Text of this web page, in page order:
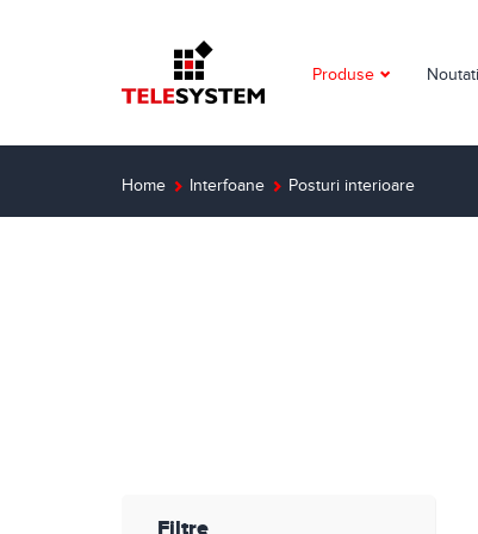
Produse
Detectie
Noutati
Home Interfoane Posturi interioare